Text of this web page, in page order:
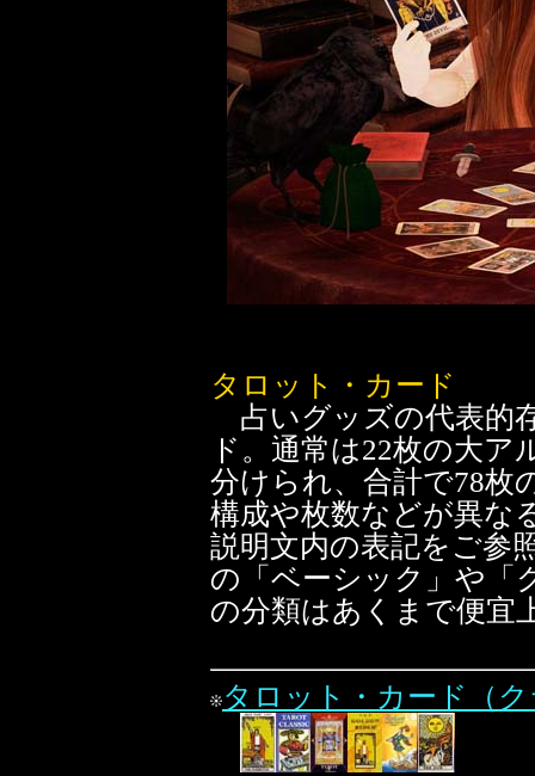
タロット・カード
占いグッズの代表的
ド。通常は22枚の大
分けられ、合計で78枚
構成や枚数などが異な
説明文内の表記をご参
の「ベーシック」や「
の分類はあくまで便宜
タロット・カード（